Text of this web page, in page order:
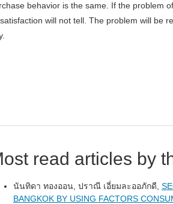
behavior is the same. If the problem
will not tell. The problem will be
read articles by
นันทิดา ทองออน, ปราณี เอี่ยมละออภักดี,
BANGKOK BY USING FACTORS